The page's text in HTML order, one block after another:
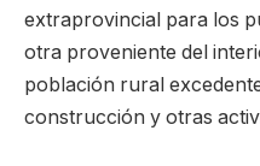
extraprovincial para los
otra proveniente del
población rural
construcción y otras